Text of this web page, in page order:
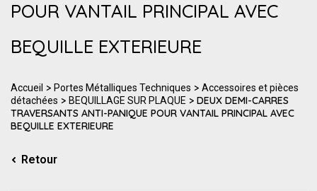
POUR VANTAIL PRINCIPAL AVEC
BEQUILLE EXTERIEURE
Accueil > Portes Métalliques Techniques > Accessoires et pièces
détachées > BEQUILLAGE SUR PLAQUE > DEUX DEMI-CARRES
TRAVERSANTS ANTI-PANIQUE POUR VANTAIL PRINCIPAL AVEC
BEQUILLE EXTERIEURE
Retour